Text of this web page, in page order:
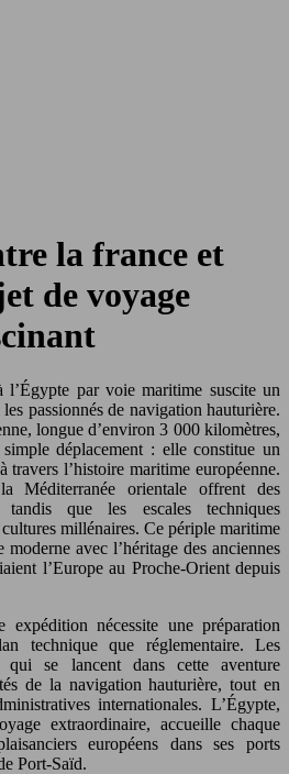
la france et
de voyage
l’Égypte par voie maritime suscite un
passionnés de navigation hauturière.
longue d’environ 3 000 kilomètres,
déplacement : elle constitue un
l’histoire maritime européenne.
Méditerranée orientale offrent des
tandis que les escales techniques
millénaires. Ce périple maritime
avec l’héritage des anciennes
l’Europe au Proche-Orient depuis
nécessite une préparation
technique que réglementaire. Les
qui se lancent dans cette aventure
de la navigation hauturière, tout en
internationales. L’Égypte,
extraordinaire, accueille chaque
européens dans ses ports
Port-Saïd.